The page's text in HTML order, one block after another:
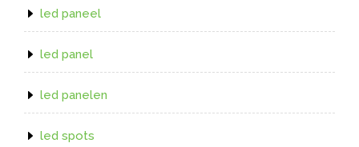
led paneel
led panel
led panelen
led spots